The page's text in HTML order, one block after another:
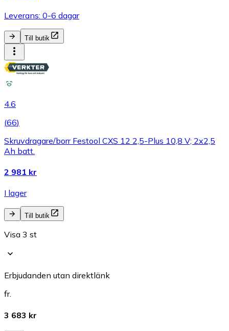
Leverans: 0-6 dagar
Till butik
4.6
(66)
Skruvdragare/borr Festool CXS 12 2,5-Plus 10,8 V; 2x2,5
Ah batt.
2 981 kr
I lager
Till butik
Visa 3 st
Erbjudanden utan direktlänk
fr.
3 683 kr